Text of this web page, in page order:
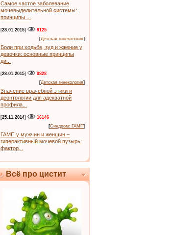
Самое частое заболевание
мочевыделительной системы:
принципы ...
[28.01.2015]
9125
[Детская гинекология]
Боли при ходьбе, зуд и жжение у
девочки: основные принципы
ди...
[28.01.2015]
9828
[Детская гинекология]
Значение врачебной этики и
деонтологии для адекватной
профила...
[25.11.2014]
16146
[Синдром: ГАМП]
ГАМП у мужчин и женщин –
гиперактивный мочевой пузырь:
фактор...
Всё про цистит